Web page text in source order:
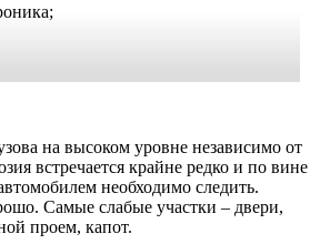
на высоком уровне независимо от
встречается крайне редко и по вине
необходимо следить.
Самые слабые участки – двери,
проем, капот.